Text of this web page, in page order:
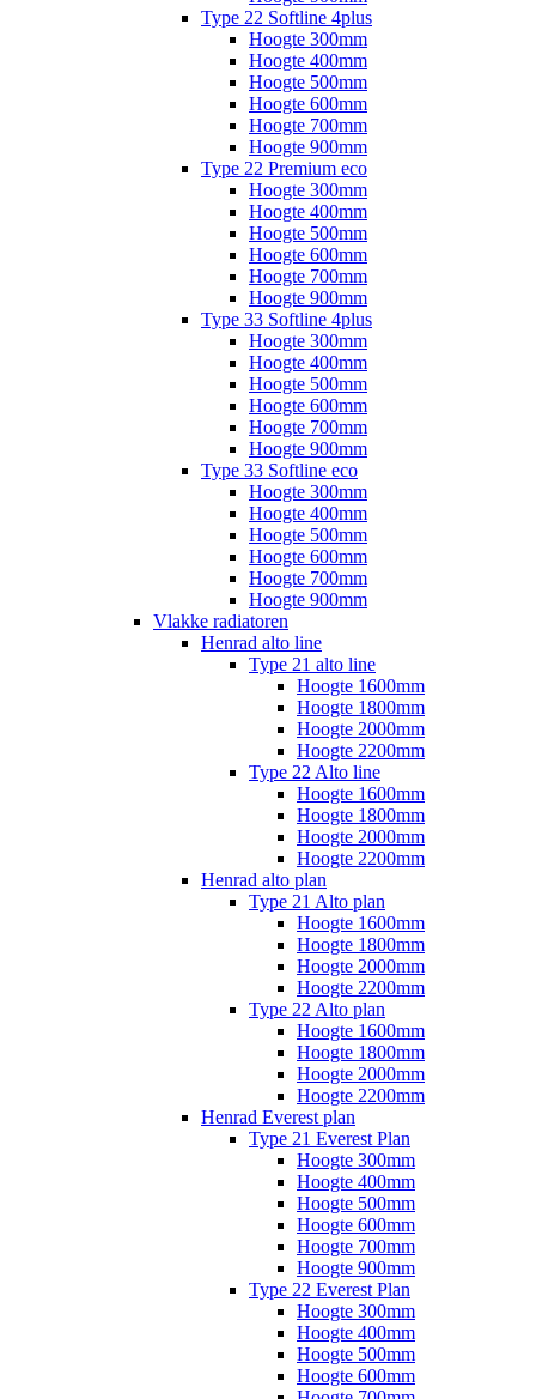
Type 22 Softline 4plus
Hoogte 300mm
Hoogte 400mm
Hoogte 500mm
Hoogte 600mm
Hoogte 700mm
Hoogte 900mm
Type 22 Premium eco
Hoogte 300mm
Hoogte 400mm
Hoogte 500mm
Hoogte 600mm
Hoogte 700mm
Hoogte 900mm
Type 33 Softline 4plus
Hoogte 300mm
Hoogte 400mm
Hoogte 500mm
Hoogte 600mm
Hoogte 700mm
Hoogte 900mm
Type 33 Softline eco
Hoogte 300mm
Hoogte 400mm
Hoogte 500mm
Hoogte 600mm
Hoogte 700mm
Hoogte 900mm
Vlakke radiatoren
Henrad alto line
Type 21 alto line
Hoogte 1600mm
Hoogte 1800mm
Hoogte 2000mm
Hoogte 2200mm
Type 22 Alto line
Hoogte 1600mm
Hoogte 1800mm
Hoogte 2000mm
Hoogte 2200mm
Henrad alto plan
Type 21 Alto plan
Hoogte 1600mm
Hoogte 1800mm
Hoogte 2000mm
Hoogte 2200mm
Type 22 Alto plan
Hoogte 1600mm
Hoogte 1800mm
Hoogte 2000mm
Hoogte 2200mm
Henrad Everest plan
Type 21 Everest Plan
Hoogte 300mm
Hoogte 400mm
Hoogte 500mm
Hoogte 600mm
Hoogte 700mm
Hoogte 900mm
Type 22 Everest Plan
Hoogte 300mm
Hoogte 400mm
Hoogte 500mm
Hoogte 600mm